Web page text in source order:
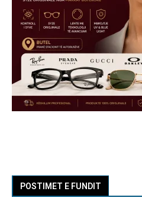
POSTIMET E FUNDIT